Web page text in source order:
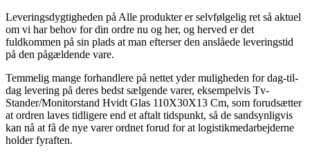
Leveringsdygtigheden på Alle produkter er selvfølgelig ret så aktuel
om vi har behov for din ordre nu og her, og herved er det
fuldkommen på sin plads at man efterser den anslåede leveringstid
på den pågældende vare.
Temmelig mange forhandlere på nettet yder muligheden for dag-til-
dag levering på deres bedst sælgende varer, eksempelvis Tv-
Stander/Monitorstand Hvidt Glas 110X30X13 Cm, som forudsætter
at ordren laves tidligere end et aftalt tidspunkt, så de sandsynligvis
kan nå at få de nye varer ordnet forud for at logistikmedarbejderne
holder fyraften.